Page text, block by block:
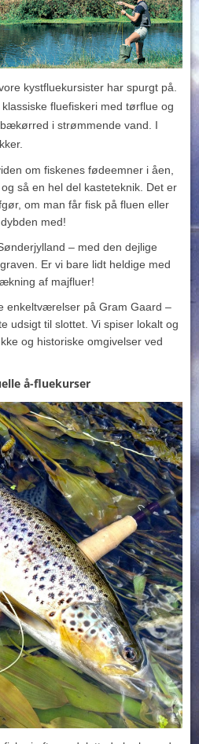
kystfluekursister har spurgt på.
fluefiskeri med tørflue og
i strømmende vand. I
om fiskenes fødeemner i åen,
så en hel del kasteteknik. Det er
om man får fisk på fluen eller
med!
– med den dejlige
Er vi bare lidt heldige med
af majfluer!
enkeltværelser på Gram Gaard –
udsigt til slottet. Vi spiser lokalt og
og historiske omgivelser ved
å-fluekurser